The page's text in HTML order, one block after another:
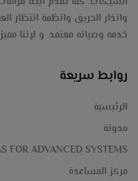
الأمين-
ihunter-
فرز-
كوثر
الخليج-
أمنية
,مكن
كاشير,
انتركم
وانذار الحريق وانظمة انتظار
خدمه وصيانه معتمد. و لإننا
روابط سريعة
الرئيسية
مدونة
FOR ADVANCED SYSTEMS
مركز المساعدة